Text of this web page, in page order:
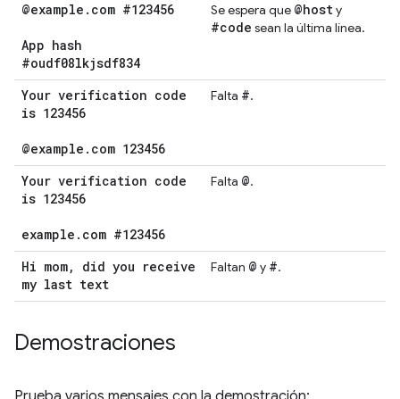
@example . com #123456
App hash
#oudf08lkjsdf834
Se espera que @hosty
#code sean la última línea.
Your verification code
is 123456
@example . com 123456
Falta #.
Your verification code
is 123456
example . com #123456
Falta @.
Hi mom,
did you receive
my last text
Faltan @ y #.
Demostraciones